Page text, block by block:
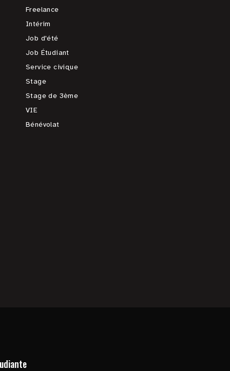
Freelance
Intérim
Job d'été
Job Étudiant
Service civique
Stage
Stage de 3ème
VIE
Bénévolat